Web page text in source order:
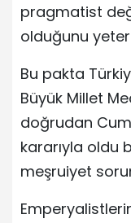
pragmatist
olduğunu
Bu pakta
Büyük Millet
doğrudan
kararıyla oldu
meşruiyet